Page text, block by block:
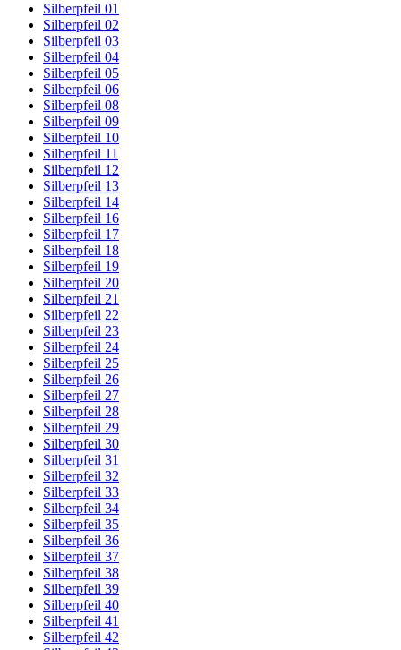
Silberpfeil 01
Silberpfeil 02
Silberpfeil 03
Silberpfeil 04
Silberpfeil 05
Silberpfeil 06
Silberpfeil 08
Silberpfeil 09
Silberpfeil 10
Silberpfeil 11
Silberpfeil 12
Silberpfeil 13
Silberpfeil 14
Silberpfeil 16
Silberpfeil 17
Silberpfeil 18
Silberpfeil 19
Silberpfeil 20
Silberpfeil 21
Silberpfeil 22
Silberpfeil 23
Silberpfeil 24
Silberpfeil 25
Silberpfeil 26
Silberpfeil 27
Silberpfeil 28
Silberpfeil 29
Silberpfeil 30
Silberpfeil 31
Silberpfeil 32
Silberpfeil 33
Silberpfeil 34
Silberpfeil 35
Silberpfeil 36
Silberpfeil 37
Silberpfeil 38
Silberpfeil 39
Silberpfeil 40
Silberpfeil 41
Silberpfeil 42